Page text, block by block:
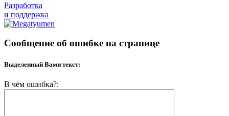
Разработка
и поддержка
Сообщение об ошибке на странице
Выделенный Вами текст:
В чём ошибка?: